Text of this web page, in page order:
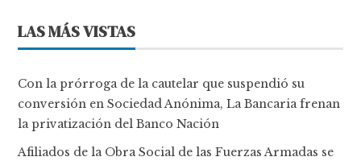
LAS MÁS VISTAS
Con la prórroga de la cautelar que suspendió su
conversión en Sociedad Anónima, La Bancaria frenan
la privatización del Banco Nación
Afiliados de la Obra Social de las Fuerzas Armadas se